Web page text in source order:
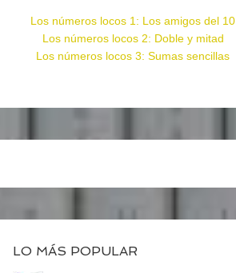
Los números locos 1: Los amigos del 10
Los números locos 2: Doble y mitad
Los números locos 3: Sumas sencillas
LO MÁS POPULAR